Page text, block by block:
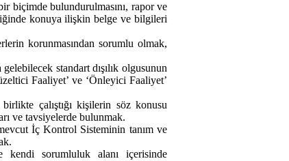
biçimde bulundurulmasını, rapor ve
konuya ilişkin belge ve bilgileri
korunmasından sorumlu olmak,
standart dışılık olgusunun
Faaliyet’ ve ‘Önleyici Faaliyet’
çalıştığı kişilerin söz konusu
ve tavsiyelerde bulunmak.
İç Kontrol Sisteminin tanım ve
kendi sorumluluk alanı içerisinde